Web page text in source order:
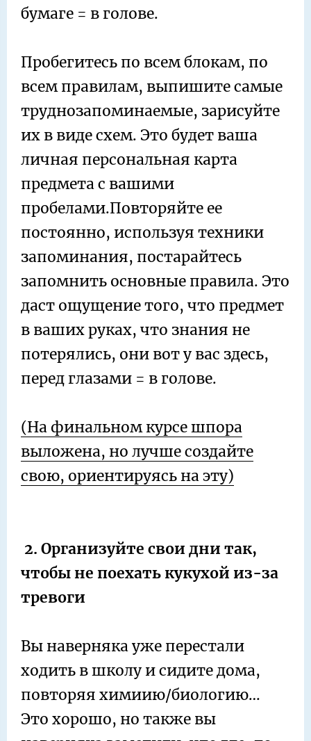
бумаге = в голове.
Пробегитесь по всем блокам, по
всем правилам, выпишите самые
труднозапоминаемые, зарисуйте
их в виде схем. Это будет ваша
личная персональная карта
предмета с вашими
пробелами.Повторяйте ее
постоянно, используя техники
запоминания, постарайтесь
запомнить основные правила. Это
даст ощущение того, что предмет
в ваших руках, что знания не
потерялись, они вот у вас здесь,
перед глазами = в голове.
(На финальном курсе шпора
выложена, но лучше создайте
свою, ориентируясь на эту)
2. Организуйте свои дни так,
чтобы не поехать кукухой из-за
тревоги
Вы наверняка уже перестали
ходить в школу и сидите дома,
повторяя химиию/биологию…
Это хорошо, но также вы